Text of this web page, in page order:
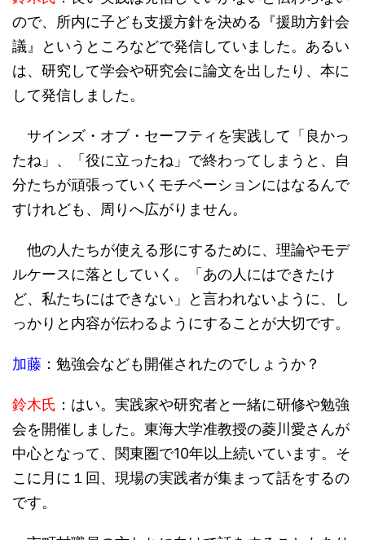
ので、所内に子ども支援方針を決める『援助方針会
議』というところなどで発信していました。あるい
は、研究して学会や研究会に論文を出したり、本に
して発信しました。
サインズ・オブ・セーフティを実践して「良かっ
たね」、「役に立ったね」で終わってしまうと、自
分たちが頑張っていくモチベーションにはなるんで
すけれども、周りへ広がりません。
他の人たちが使える形にするために、理論やモデ
ルケースに落としていく。「あの人にはできたけ
ど、私たちにはできない」と言われないように、し
っかりと内容が伝わるようにすることが大切です。
加藤 ：勉強会なども開催されたのでしょうか？
鈴木氏 ：はい。実践家や研究者と一緒に研修や勉強
会を開催しました。東海大学准教授の菱川愛さんが
中心となって、関東圏で10年以上続いています。そ
こに月に１回、現場の実践者が集まって話をするの
です。